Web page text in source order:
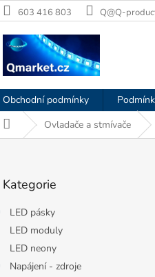
603 416 803 Q@Q-
Obchodní podmínky
Domů Ovladače a stmívače
kategorie
Kategorie
LED pásky
LED moduly
LED neony
Napájení - zdroje